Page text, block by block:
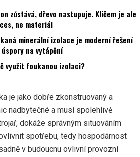
zůstává, dřevo nastupuje. Klíčem je ale
ne materiál
minerální izolace je moderní řešení
na vytápění
využít foukanou izolaci?
je jako dobře zkonstruovaný a
nadbytečné a musí spolehlivě
dokáže správným situováním
spotřebu, tedy hospodárnost
v budoucnu ovlivní provozní